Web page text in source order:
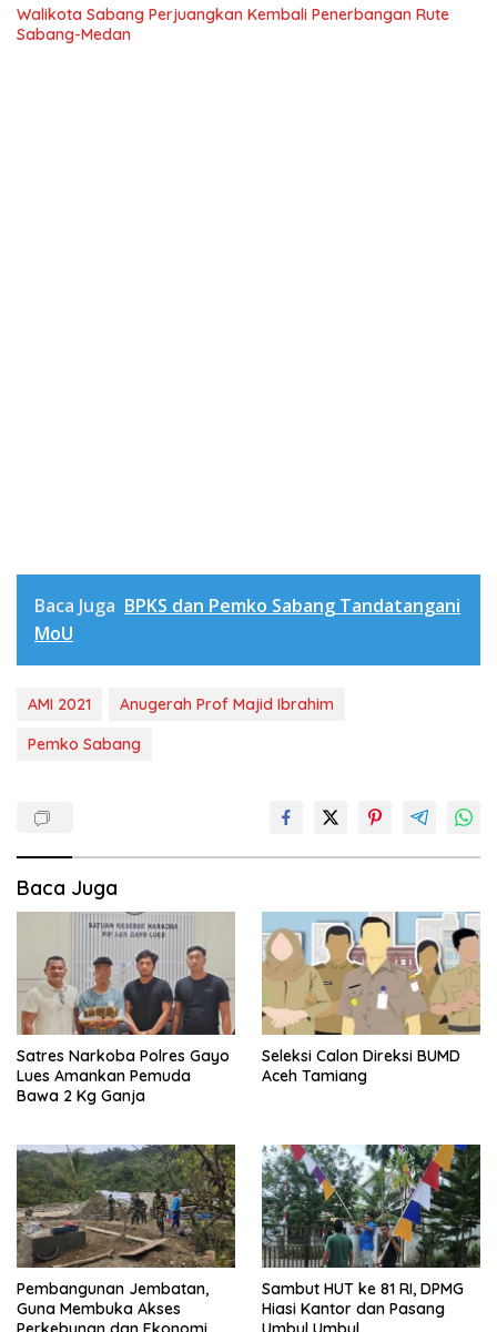
Walikota Sabang Perjuangkan Kembali Penerbangan Rute
Sabang-Medan
Baca Juga BPKS dan Pemko Sabang Tandatangani
MoU
AMI 2021
Anugerah Prof Majid Ibrahim
Pemko Sabang
Baca Juga
Satres Narkoba Polres Gayo
Lues Amankan Pemuda
Bawa 2 Kg Ganja
Seleksi Calon Direksi BUMD
Aceh Tamiang
Pembangunan Jembatan,
Guna Membuka Akses
Sambut HUT ke 81 RI, DPMG
Hiasi Kantor dan Pasang